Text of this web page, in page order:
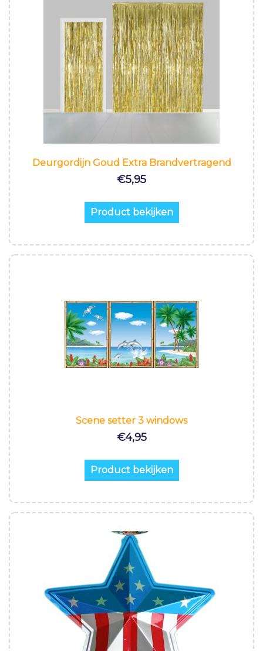
Deurgordijn Goud Extra Brandvertragend
€5,95
Product bekijken
Scene setter 3 windows
€4,95
Product bekijken